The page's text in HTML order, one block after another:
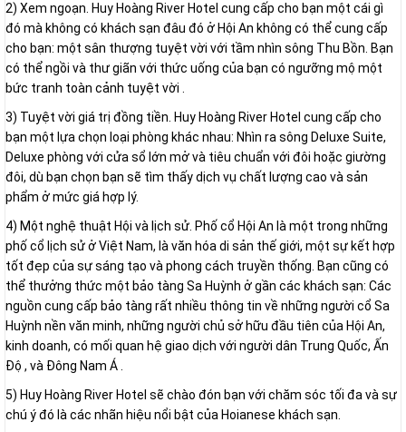
2) Xem ngoạn. Huy Hoàng River Hotel cung cấp cho bạn một cái gì
đó mà không có khách sạn đâu đó ở Hội An không có thể cung cấp
cho bạn: một sân thượng tuyệt vời với tầm nhìn sông Thu Bồn. Bạn
có thể ngồi và thư giãn với thức uống của bạn có ngưỡng mộ một
bức tranh toàn cảnh tuyệt vời .
3) Tuyệt vời giá trị đồng tiền. Huy Hoàng River Hotel cung cấp cho
bạn một lựa chọn loại phòng khác nhau: Nhìn ra sông Deluxe Suite,
Deluxe phòng với cửa sổ lớn mở và tiêu chuẩn với đôi hoặc giường
đôi, dù bạn chọn bạn sẽ tìm thấy dịch vụ chất lượng cao và sản
phẩm ở mức giá hợp lý.
4) Một nghệ thuật Hội và lịch sử. Phố cổ Hội An là một trong những
phố cổ lịch sử ở Việt Nam, là văn hóa di sản thế giới, một sự kết hợp
tốt đẹp của sự sáng tạo và phong cách truyền thống. Bạn cũng có
thể thưởng thức một bảo tàng Sa Huỳnh ở gần các khách sạn: Các
nguồn cung cấp bảo tàng rất nhiều thông tin về những người cổ Sa
Huỳnh nền văn minh, những người chủ sở hữu đầu tiên của Hội An,
kinh doanh, có mối quan hệ giao dịch với người dân Trung Quốc, Ấn
Độ , và Đông Nam Á .
5) Huy Hoàng River Hotel sẽ chào đón bạn với chăm sóc tối đa và sự
chú ý đó là các nhãn hiệu nổi bật của Hoianese khách sạn.